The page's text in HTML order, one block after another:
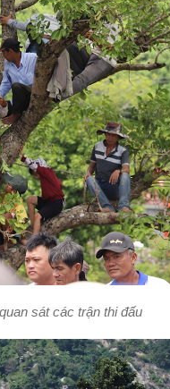
sát các trận thi đấu